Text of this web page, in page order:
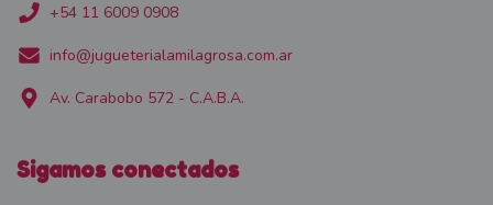
+54 11 6009 0908
info@jugueterialamilagrosa.com.ar
Av. Carabobo 572 - C.A.B.A.
Sigamos conectados